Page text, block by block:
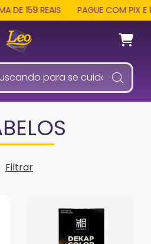
159 REAIS PAGUE COM PIX E
Filtrar